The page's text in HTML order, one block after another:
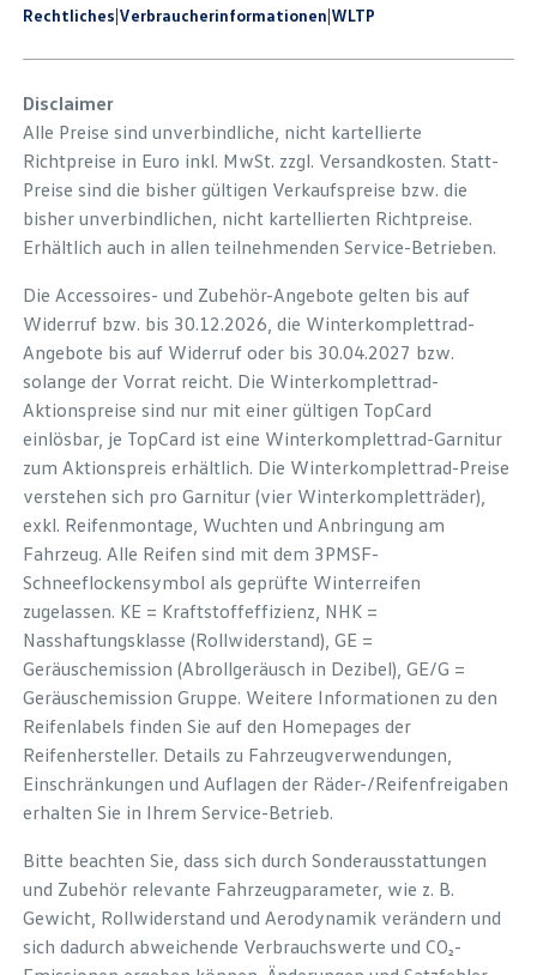
Rechtliches|Verbraucherinformationen|WLTP
Disclaimer
Alle Preise sind unverbindliche, nicht kartellierte
Richtpreise in Euro inkl. MwSt. zzgl. Versandkosten. Statt-
Preise sind die bisher gültigen Verkaufspreise bzw. die
bisher unverbindlichen, nicht kartellierten Richtpreise.
Erhältlich auch in allen teilnehmenden Service-Betrieben.
Die Accessoires- und Zubehör-Angebote gelten bis auf
Widerruf bzw. bis 30.12.2026, die Winterkomplettrad-
Angebote bis auf Widerruf oder bis 30.04.2027 bzw.
solange der Vorrat reicht. Die Winterkomplettrad-
Aktionspreise sind nur mit einer gültigen TopCard
einlösbar, je TopCard ist eine Winterkomplettrad-Garnitur
zum Aktionspreis erhältlich. Die Winterkomplettrad-Preise
verstehen sich pro Garnitur (vier Winterkompletträder),
exkl. Reifenmontage, Wuchten und Anbringung am
Fahrzeug. Alle Reifen sind mit dem 3PMSF-
Schneeflockensymbol als geprüfte Winterreifen
zugelassen. KE = Kraftstoffeffizienz, NHK =
Nasshaftungsklasse (Rollwiderstand), GE =
Geräuschemission (Abrollgeräusch in Dezibel), GE/G =
Geräuschemission Gruppe. Weitere Informationen zu den
Reifenlabels finden Sie auf den Homepages der
Reifenhersteller. Details zu Fahrzeugverwendungen,
Einschränkungen und Auflagen der Räder-/Reifenfreigaben
erhalten Sie in Ihrem Service-Betrieb.
Bitte beachten Sie, dass sich durch Sonderausstattungen
und Zubehör relevante Fahrzeugparameter, wie z. B.
Gewicht, Rollwiderstand und Aerodynamik verändern und
sich dadurch abweichende Verbrauchswerte und CO₂-